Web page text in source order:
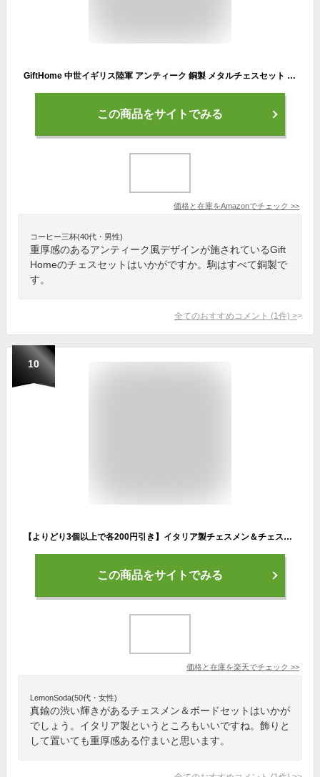
GiftHome 中世イギリス陸軍 アンティーク 銅製 メタルチェスセット 大人用 ハンドメイドピース 天然無垢木製チェスボード 収納付き キング 3.35インチ
この商品をサイトでみる
価格と在庫をAmazonでチェック >>
コーヒー三杯(40代・男性)
重厚感のあるアンティーク風デザインが施されているGift
Homeのチェスセットはいかがですか。駒はすべて銅製で
す。
全てのおすすめコメント (1 件) >
10
【よりどり3個以上で各200円引き】イタリア製チェスメン＆チェスボード イタリア製チェスセット lotario 176mw201gr 【定番】
この商品をサイトでみる
価格と在庫を楽天でチェック >>
LemonSoda(50代・女性)
真鍮の渋い輝きがあるチェスメン＆ボードセットはいかが
でしょう。イタリア製というところもいいですね。飾りと
して置いても重厚感ある佇まいと思います。